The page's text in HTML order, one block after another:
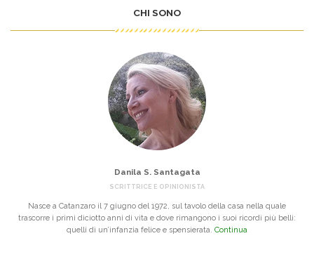
CHI SONO
Danila S. Santagata
SCRITTRICE E OPINIONISTA
Nasce a Catanzaro il 7 giugno del 1972, sul tavolo della casa nella quale
trascorre i primi diciotto anni di vita e dove rimangono i suoi ricordi più belli:
quelli di un’infanzia felice e spensierata. Continua